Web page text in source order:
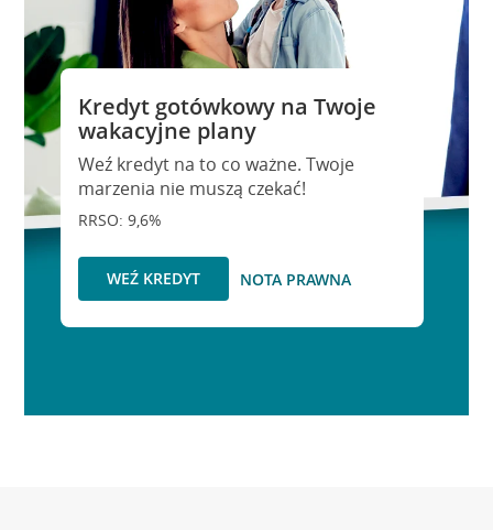
Kredyt gotówkowy na Twoje
wakacyjne plany
Weź kredyt na to co ważne. Twoje
marzenia nie muszą czekać!
RRSO: 9,6%
WEŹ KREDYT NOTA PRAWNA